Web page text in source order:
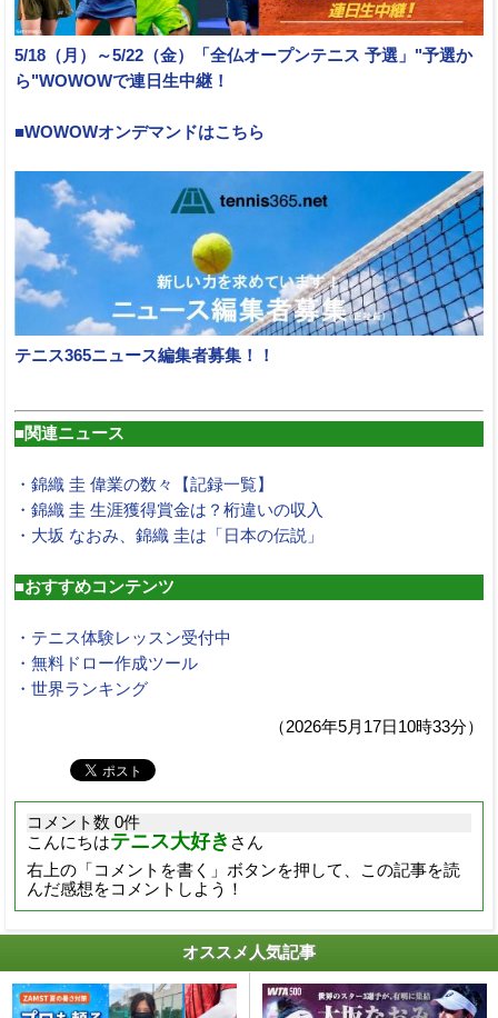
5/18（月）～5/22（金）「全仏オープンテニス 予選」"予選か
ら"WOWOWで連日生中継！
■WOWOWオンデマンドはこちら
テニス365ニュース編集者募集！！
■関連ニュース
・錦織 圭 偉業の数々【記録一覧】
・錦織 圭 生涯獲得賞金は？桁違いの収入
・大坂 なおみ、錦織 圭は「日本の伝説」
■おすすめコンテンツ
・テニス体験レッスン受付中
・無料ドロー作成ツール
・世界ランキング
（2026年5月17日10時33分）
コメント数 0件
こんにちはテニス大好き さん
右上の「コメントを書く」ボタンを押して、この記事を読
んだ感想をコメントしよう！
オススメ人気記事